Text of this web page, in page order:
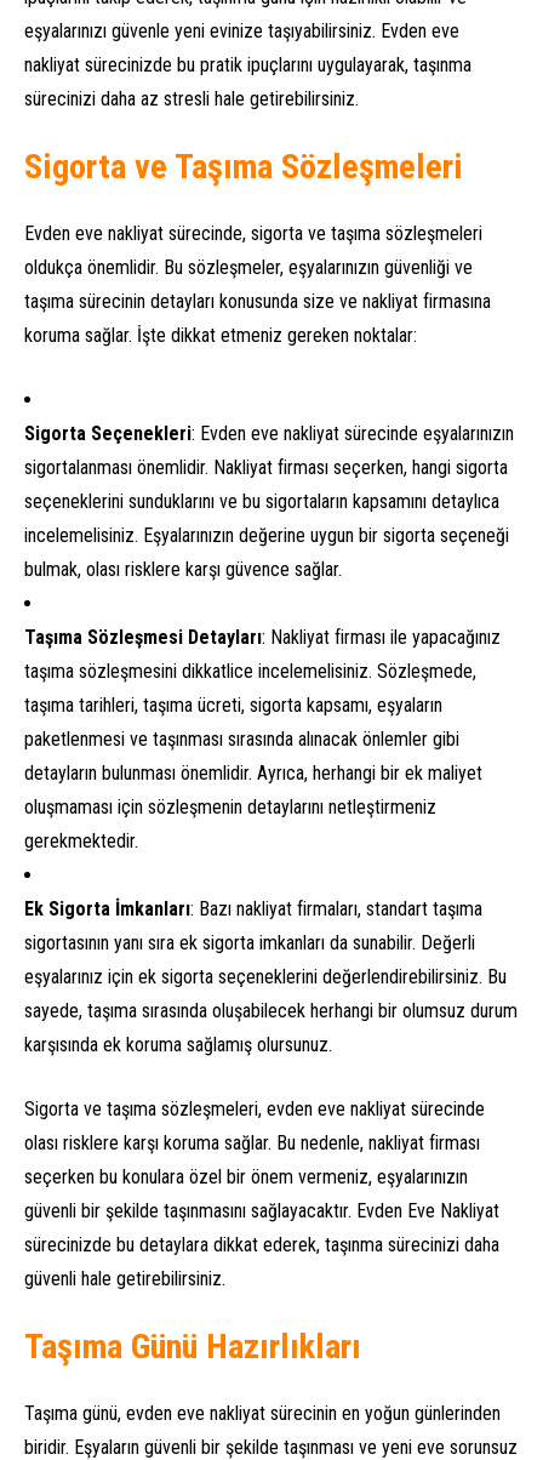
eşyalarınızı güvenle yeni evinize taşıyabilirsiniz. Evden eve
nakliyat sürecinizde bu pratik ipuçlarını uygulayarak, taşınma
sürecinizi daha az stresli hale getirebilirsiniz.
Sigorta ve Taşıma Sözleşmeleri
Evden eve nakliyat sürecinde, sigorta ve taşıma sözleşmeleri
oldukça önemlidir. Bu sözleşmeler, eşyalarınızın güvenliği ve
taşıma sürecinin detayları konusunda size ve nakliyat firmasına
koruma sağlar. İşte dikkat etmeniz gereken noktalar:
Sigorta Seçenekleri: Evden eve nakliyat sürecinde eşyalarınızın
sigortalanması önemlidir. Nakliyat firması seçerken, hangi sigorta
seçeneklerini sunduklarını ve bu sigortaların kapsamını detaylıca
incelemelisiniz. Eşyalarınızın değerine uygun bir sigorta seçeneği
bulmak, olası risklere karşı güvence sağlar.
Taşıma Sözleşmesi Detayları: Nakliyat firması ile yapacağınız
taşıma sözleşmesini dikkatlice incelemelisiniz. Sözleşmede,
taşıma tarihleri, taşıma ücreti, sigorta kapsamı, eşyaların
paketlenmesi ve taşınması sırasında alınacak önlemler gibi
detayların bulunması önemlidir. Ayrıca, herhangi bir ek maliyet
oluşmaması için sözleşmenin detaylarını netleştirmeniz
gerekmektedir.
Ek Sigorta İmkanları: Bazı nakliyat firmaları, standart taşıma
sigortasının yanı sıra ek sigorta imkanları da sunabilir. Değerli
eşyalarınız için ek sigorta seçeneklerini değerlendirebilirsiniz. Bu
sayede, taşıma sırasında oluşabilecek herhangi bir olumsuz durum
karşısında ek koruma sağlamış olursunuz.
Sigorta ve taşıma sözleşmeleri, evden eve nakliyat sürecinde
olası risklere karşı koruma sağlar. Bu nedenle, nakliyat firması
seçerken bu konulara özel bir önem vermeniz, eşyalarınızın
güvenli bir şekilde taşınmasını sağlayacaktır. Evden Eve Nakliyat
sürecinizde bu detaylara dikkat ederek, taşınma sürecinizi daha
güvenli hale getirebilirsiniz.
Taşıma Günü Hazırlıkları
Taşıma günü, evden eve nakliyat sürecinin en yoğun günlerinden
biridir. Eşyaların güvenli bir şekilde taşınması ve yeni eve sorunsuz